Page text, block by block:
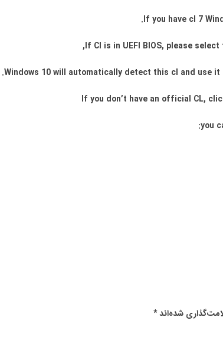
Windows 10 will automatically detect this cl and use
you
شده‌اند*